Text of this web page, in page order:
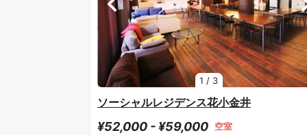
1 / 3
ソーシャルレジデンス花小金井
¥52,000 - ¥59,000 空室